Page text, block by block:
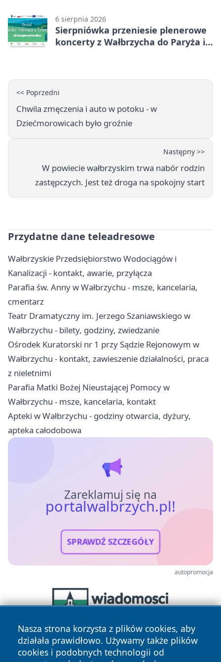
6 sierpnia 2026
Sierpniówka przeniesie plenerowe
koncerty z Wałbrzycha do Paryża i
<< Poprzedni
Chwila zmęczenia i auto w potoku - w
Dziećmorowicach było groźnie
Następny >>
W powiecie wałbrzyskim trwa nabór rodzin
zastępczych. Jest też droga na spokojny start
Przydatne dane teleadresowe
Wałbrzyskie Przedsiębiorstwo Wodociągów i
Kanalizacji - kontakt, awarie, przyłącza
Parafia św. Anny w Wałbrzychu - msze, kancelaria,
cmentarz
Teatr Dramatyczny im. Jerzego Szaniawskiego w
Wałbrzychu - bilety, godziny, zwiedzanie
Ośrodek Kuratorski nr 1 przy Sądzie Rejonowym w
Wałbrzychu - kontakt, zawieszenie działalności, praca
z nieletnimi
Parafia Matki Bożej Nieustającej Pomocy w
Wałbrzychu - msze, kancelaria, kontakt
Apteki w Wałbrzychu - godziny otwarcia, dyżury,
apteka całodobowa
Zareklamuj się na
portalwalbrzych.pl!
SPRAWDŹ SZCZEGÓŁY
autopromocja
Nasza strona korzysta z plików cookies, aby
działała prawidłowo. Używamy także plików
cookies i podobnych technologii od